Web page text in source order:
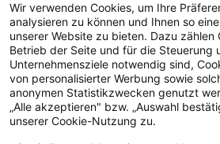
Facebook YouTube
Instagram
Wir verwenden Cookies, um Ihre
analysieren zu können und Ihnen so
unserer Website zu bieten. Dazu zählen
Betrieb der Seite und für die Steuerung
Unternehmensziele notwendig sind,
von personalisierter Werbung sowie
anonymen Statistikzwecken genutzt
„Alle akzeptieren" bzw. „Auswahl
unserer Cookie-Nutzung zu.